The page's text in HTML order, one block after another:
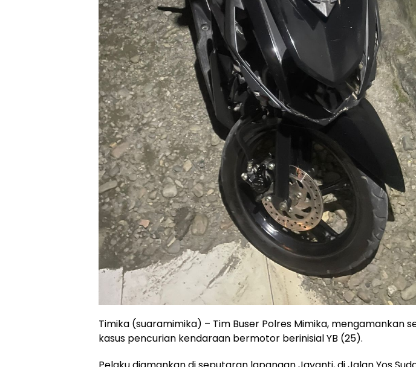
Timika (suaramimika) – Tim Buser Polres Mimika, mengamankan
kasus pencurian kendaraan bermotor berinisial YB (25).